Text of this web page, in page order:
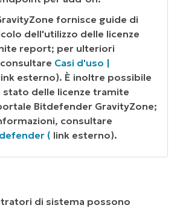
fornisce guide di
dell'utilizzo delle licenze
report; per ulteriori
Casi d'uso |
esterno). È inoltre possibile
delle licenze tramite
Bitdefender GravityZone;
consultare
( link esterno).
di sistema possono